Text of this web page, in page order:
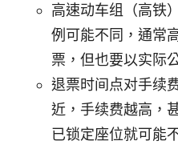
高速动车组（高铁
例可能不同，通常
票，但也要以实际
退票时间点对手续
近，手续费越高，
已锁定座位就可能